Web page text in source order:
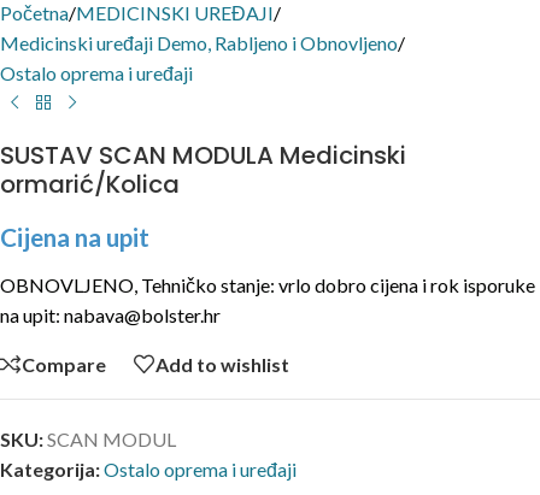
Početna/MEDICINSKI UREĐAJI/
Medicinski uređaji Demo, Rabljeno i Obnovljeno/
Ostalo oprema i uređaji
SUSTAV SCAN MODULA Medicinski
ormarić/Kolica
Cijena na upit
OBNOVLJENO, Tehničko stanje: vrlo dobro cijena i rok isporuke
na upit: nabava@bolster.hr
Compare Add to wishlist
SKU:SCAN MODUL
Kategorija:Ostalo oprema i uređaji